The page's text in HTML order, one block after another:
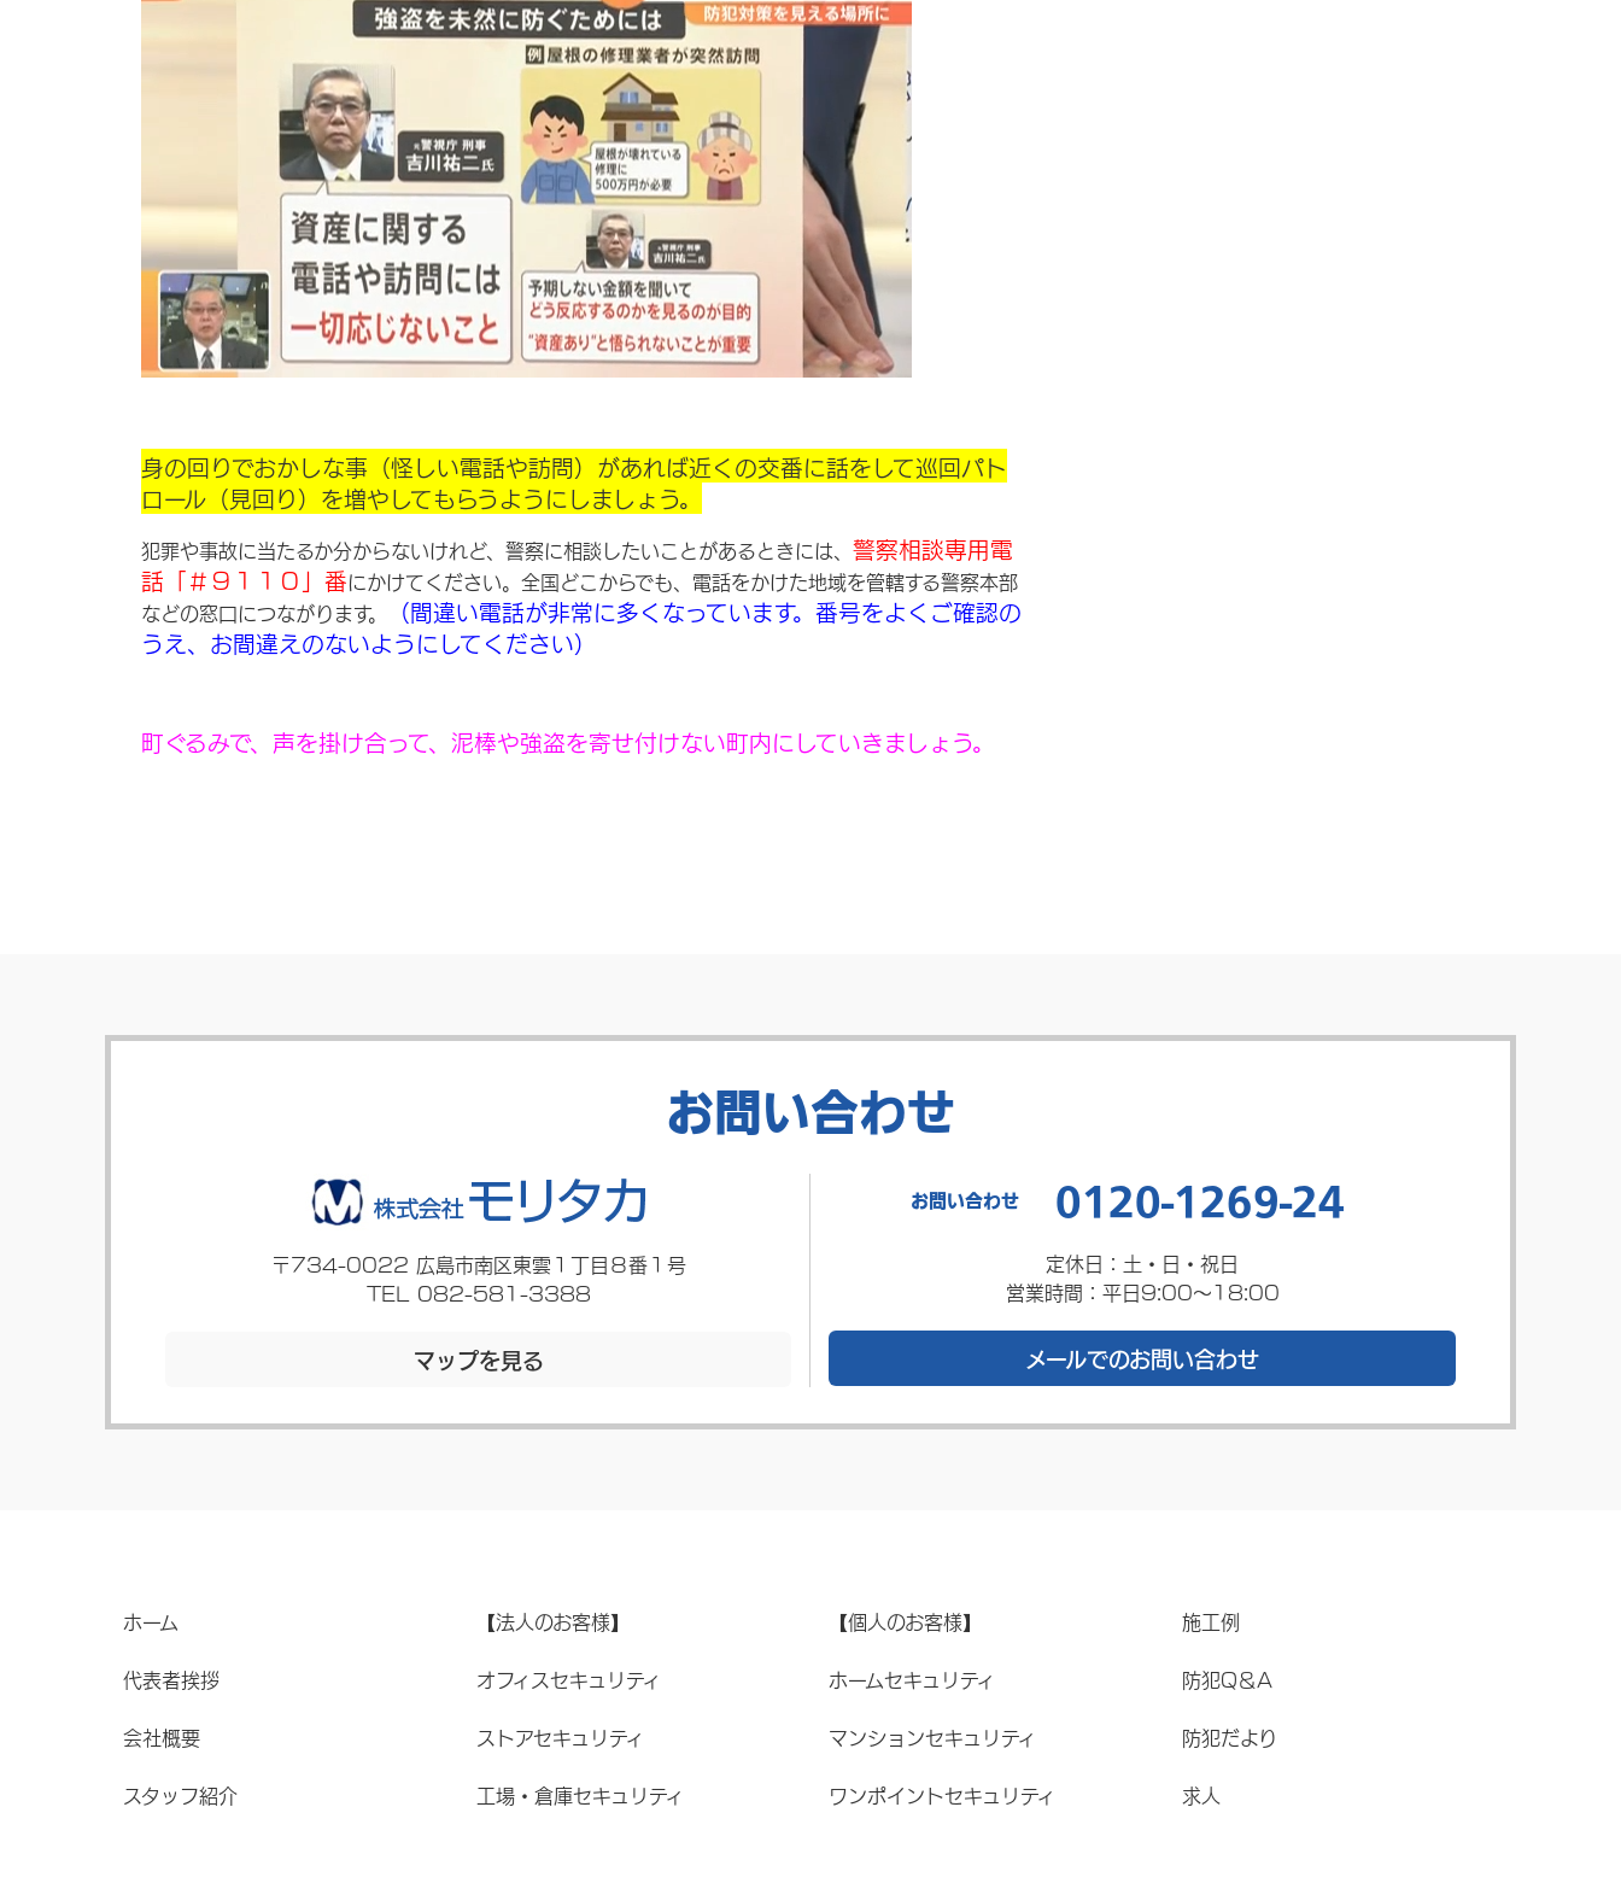
身の回りでおかしな事（怪しい電話や訪問）があれば近くの交番に話をして巡回パト
ロール（見回り）を増やしてもらうようにしましょう。
犯罪や事故に当たるか分からないけれど、警察に相談したいことがあるときには、 警察相談専用電
話「＃９１１０」番にかけてください。全国どこからでも、電話をかけた地域を管轄する警察本部
などの窓口につながります。
（間違い電話が非常に多くなっています。番号をよくご確認の
うえ、お間違えのないようにしてください）
町ぐるみで、声を掛け合って、泥棒や強盗を寄せ付けない町内にしていきましょう。
お問い合わせ
〒734-0022 広島市南区東雲１丁目８番１号
TEL 082-581-3388
マップを見る
お問い合わせ 0120-1269-24
定休日：土・日・祝日
営業時間：平日9:00～18:00
メールでのお問い合わせ
ホーム
代表者挨拶
会社概要
スタッフ紹介
【法人のお客様】
オフィスセキュリティ
ストアセキュリティ
工場・倉庫セキュリティ
【個人のお客様】
ホームセキュリティ
マンションセキュリティ
ワンポイントセキュリティ
施工例
防犯Q＆A
防犯だより
求人